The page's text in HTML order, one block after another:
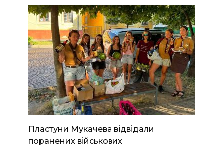
Пластуни Мукачева відвідали
поранених військових